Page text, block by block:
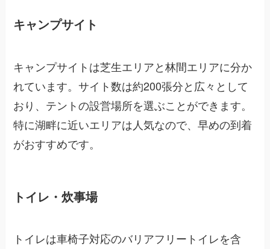
キャンプサイト
キャンプサイトは芝生エリアと林間エリアに分か
れています。サイト数は約200張分と広々として
おり、テントの設営場所を選ぶことができます。
特に湖畔に近いエリアは人気なので、早めの到着
がおすすめです。
トイレ・炊事場
トイレは車椅子対応のバリアフリートイレを含